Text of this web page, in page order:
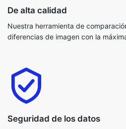
De alta calidad
Nuestra herramienta de
diferencias de imagen con la
Seguridad de los datos